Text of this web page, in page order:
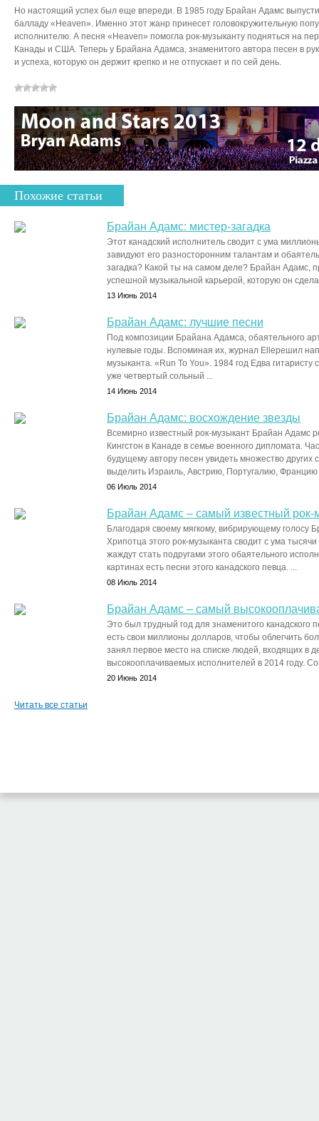
Но настоящий успех был еще впереди. В 1985 году Брайан Адамс
балладу «Heaven». Именно этот жанр принесет головокружительную
исполнителю. А песня «Heaven» помогла рок-музыканту подняться на
Канады и США. Теперь у Брайана Адамса, знаменитого автора песен в
и успеха, которую он держит крепко и не отпускает и по сей день.
Похожие статьи
Брайан Адамс: мистер-загадка
Этот канадский исполнитель сводит с ума
завидуют его разносторонним талантам и
загадка? Какой ты на самом деле? Брайан Адамс,
успешной музыкальной карьерой, которую он
13 Июнь 2014
Брайан Адамс: лучшие песни
Под композиции Брайана Адамса, обаятельного
нулевые годы. Вспоминая их, журнал Elleрешил
музыканта. «Run To You». 1984 год Едва гитаристу
уже четвертый сольный ...
14 Июнь 2014
Брайан Адамс: восхождение звезды
Всемирно известный рок-музыкант Брайан Адамс
Кингстон в Канаде в семье военного дипломата.
будущему автору песен увидеть множество других
выделить Израиль, Австрию, Португалию, Францию
06 Июль 2014
Брайан Адамс – самый известный рок-
Благодаря своему мягкому, вибрирующему голосу
Хрипотца этого рок-музыканта сводит с ума
жаждут стать подругами этого обаятельного
картинах есть песни этого канадского певца. ...
08 Июль 2014
Брайан Адамс – самый
Это был трудный год для знаменитого канадского
есть свои миллионы долларов, чтобы облегчить
занял первое место на списке людей, входящих в
высокооплачиваемых исполнителей в 2014 году.
20 Июнь 2014
Читать все статьи